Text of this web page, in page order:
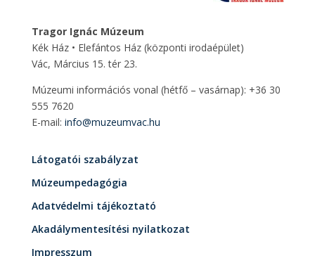
Tragor Ignác Múzeum
Kék Ház • Elefántos Ház (központi irodaépület)
Vác, Március 15. tér 23.
Múzeumi információs vonal (hétfő – vasárnap): +36 30
555 7620
E-mail: info@muzeumvac.hu
Látogatói szabályzat
Múzeumpedagógia
Adatvédelmi tájékoztató
Akadálymentesítési nyilatkozat
Impresszum